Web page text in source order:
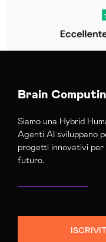
Brain
Siamo una Hybrid
Agenti AI sviluppano
progetti innovativi per
futuro.